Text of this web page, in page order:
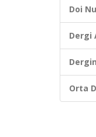
Doi
Dergi
Orta